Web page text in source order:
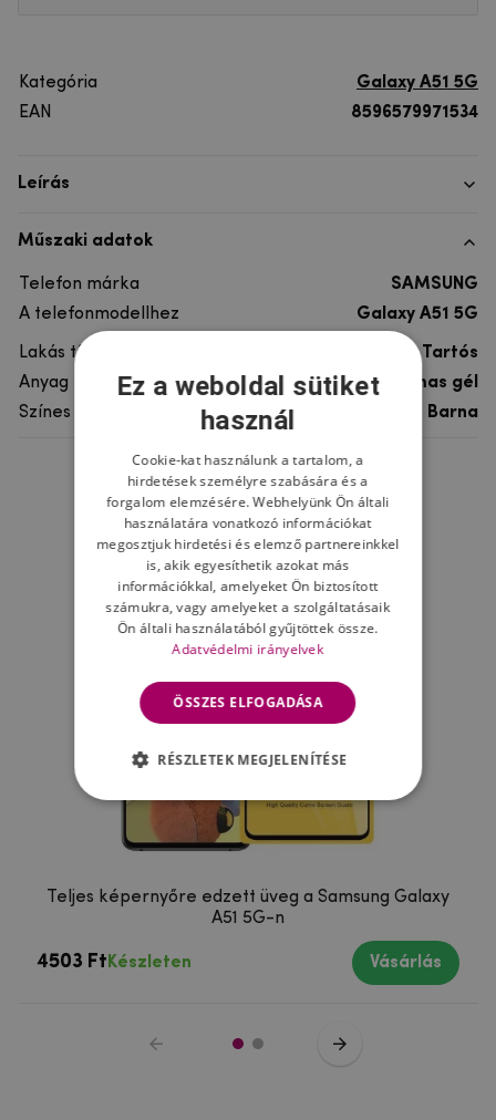
Kategória
Galaxy A51 5G
EAN
8596579971534
Leírás
Műszaki adatok
Telefon márka
SAMSUNG
A telefonmodellhez
Galaxy A51 5G
Lakás típusa
Tartós
Anyag
rugalmas gél
Színes
Barna
Ne felejtsd el
Teljes képernyőre edzett üveg a Samsung Galaxy
A51 5G-n
4503 Ft Készleten Vásárlás
Ez a weboldal sütiket
használ
Cookie-kat használunk a tartalom, a
hirdetések személyre szabására és a
forgalom elemzésére. Webhelyünk Ön általi
használatára vonatkozó információkat
megosztjuk hirdetési és elemző partnereinkkel
is, akik egyesíthetik azokat más
információkkal, amelyeket Ön biztosított
számukra, vagy amelyeket a szolgáltatásaik
Ön általi használatából gyűjtöttek össze.
Adatvédelmi irányelvek
ÖSSZES ELFOGADÁSA
RÉSZLETEK MEGJELENÍTÉSE